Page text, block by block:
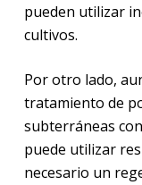
pueden utilizar
cultivos.
Por otro lado,
tratamiento de
subterráneas
puede utilizar
necesario un